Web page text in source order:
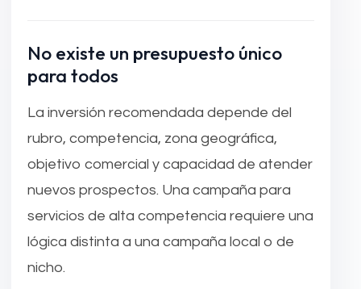
No existe un presupuesto único
para todos
La inversión recomendada depende del
rubro, competencia, zona geográfica,
objetivo comercial y capacidad de atender
nuevos prospectos. Una campaña para
servicios de alta competencia requiere una
lógica distinta a una campaña local o de
nicho.